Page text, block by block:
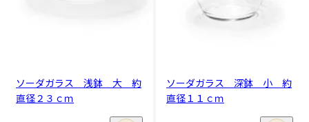
ソーダガラス 浅鉢 大 約
直径２３ｃｍ
ソーダガラス 深鉢 小 約
直径１１ｃｍ